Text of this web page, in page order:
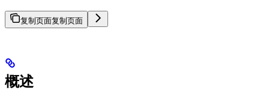
复制页面复制页面
概述